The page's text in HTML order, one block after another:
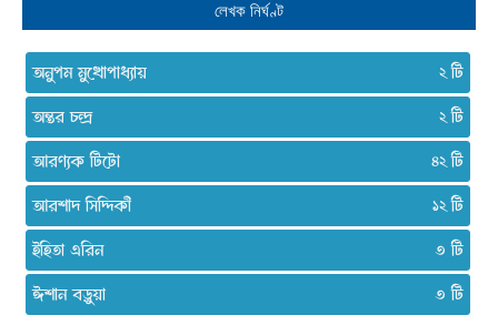
লেখক নির্ঘণ্ট
অনুপম মুখোপাধ্যায়
২
অন্তর চন্দ্র
২
আরণ্যক টিটো
৪২
আরশাদ সিদ্দিকী
১২
ইহিতা এরিন
৩
ঈশান বড়ুয়া
৩